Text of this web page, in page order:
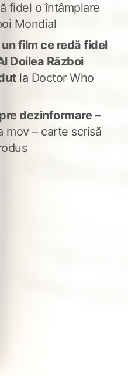
fidel o întâmplare
Mondial
film ce redă fidel
Doilea Război
la Doctor Who
dezinformare –
mov – carte scrisă